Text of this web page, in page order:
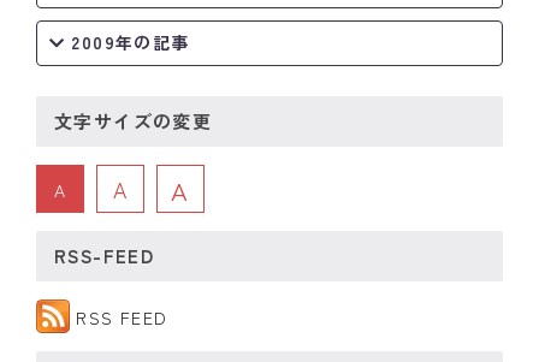
2009年の記事
文字サイズの変更
A A A
RSS-FEED
RSS FEED